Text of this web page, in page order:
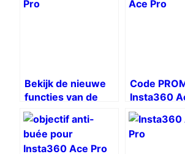
Bekijk de nieuwe
functies van de
Insta360 ACE Pro!
Code
Insta360